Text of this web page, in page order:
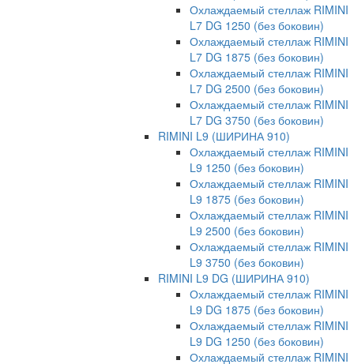
Охлаждаемый стеллаж RIMINI
L7 DG 1250 (без боковин)
Охлаждаемый стеллаж RIMINI
L7 DG 1875 (без боковин)
Охлаждаемый стеллаж RIMINI
L7 DG 2500 (без боковин)
Охлаждаемый стеллаж RIMINI
L7 DG 3750 (без боковин)
RIMINI L9 (ШИРИНА 910)
Охлаждаемый стеллаж RIMINI
L9 1250 (без боковин)
Охлаждаемый стеллаж RIMINI
L9 1875 (без боковин)
Охлаждаемый стеллаж RIMINI
L9 2500 (без боковин)
Охлаждаемый стеллаж RIMINI
L9 3750 (без боковин)
RIMINI L9 DG (ШИРИНА 910)
Охлаждаемый стеллаж RIMINI
L9 DG 1875 (без боковин)
Охлаждаемый стеллаж RIMINI
L9 DG 1250 (без боковин)
Охлаждаемый стеллаж RIMINI